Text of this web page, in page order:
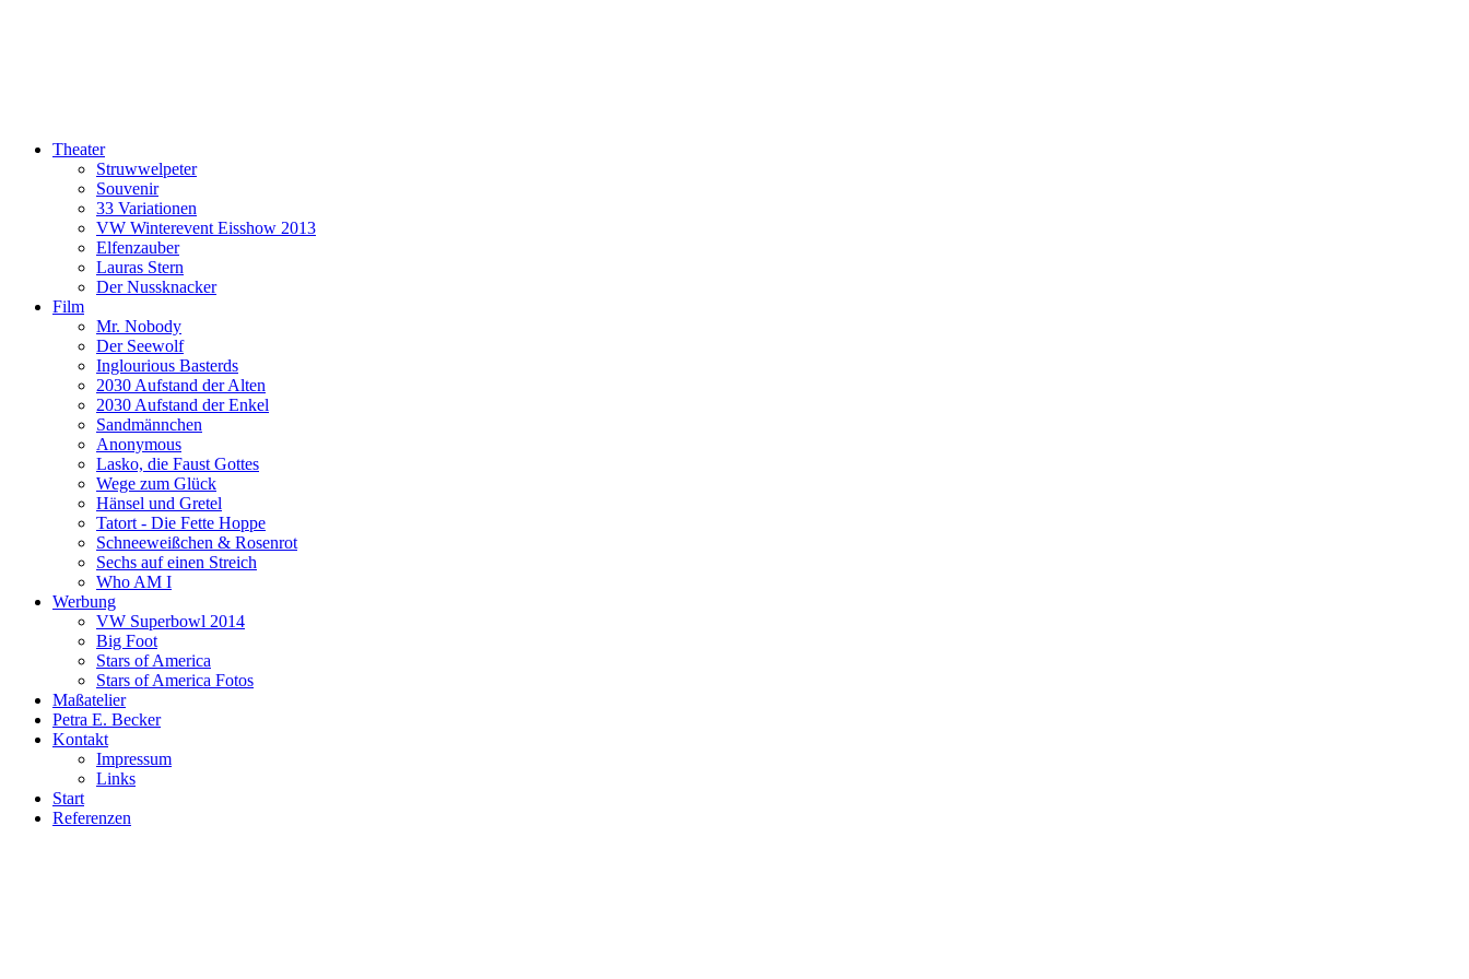
Theater
Struwwelpeter
Souvenir
33 Variationen
VW Winterevent Eisshow 2013
Elfenzauber
Lauras Stern
Der Nussknacker
Film
Mr. Nobody
Der Seewolf
Inglourious Basterds
2030 Aufstand der Alten
2030 Aufstand der Enkel
Sandmännchen
Anonymous
Lasko, die Faust Gottes
Wege zum Glück
Hänsel und Gretel
Tatort - Die Fette Hoppe
Schneeweißchen & Rosenrot
Sechs auf einen Streich
Who AM I
Werbung
VW Superbowl 2014
Big Foot
Stars of America
Stars of America Fotos
Maßatelier
Petra E. Becker
Kontakt
Impressum
Links
Start
Referenzen